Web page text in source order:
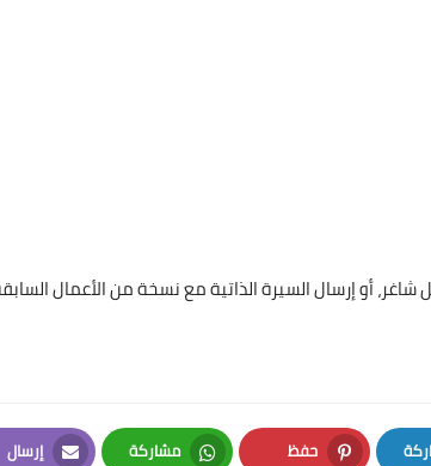
أو إرسال السيرة الذاتية مع نسخة من الأعمال
حفظ مشاركة إرسال